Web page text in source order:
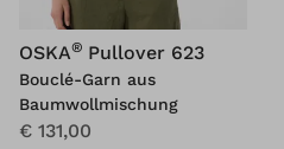
OSKA® Pullover 623
Bouclé-Garn aus
Baumwollmischung
€ 131,00